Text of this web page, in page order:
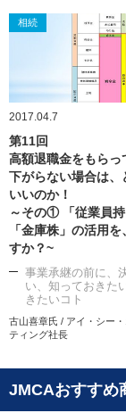
相続
2017.04.7
第11回
高額退職金をもらっ
下がらない場合は、
いいのか！
～その① 「従業員持
「金庫株」の活用
すか？~
事業承継の前に、
い、知っておきた
きたいコト
古山喜章氏 / アイ・シー
ティング社長
JMCAおすすめ